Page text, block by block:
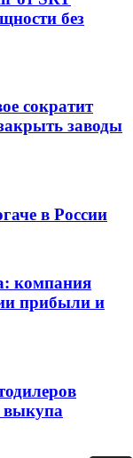
без
сократит
заводы
в России
компания
прибыли и
выкупа